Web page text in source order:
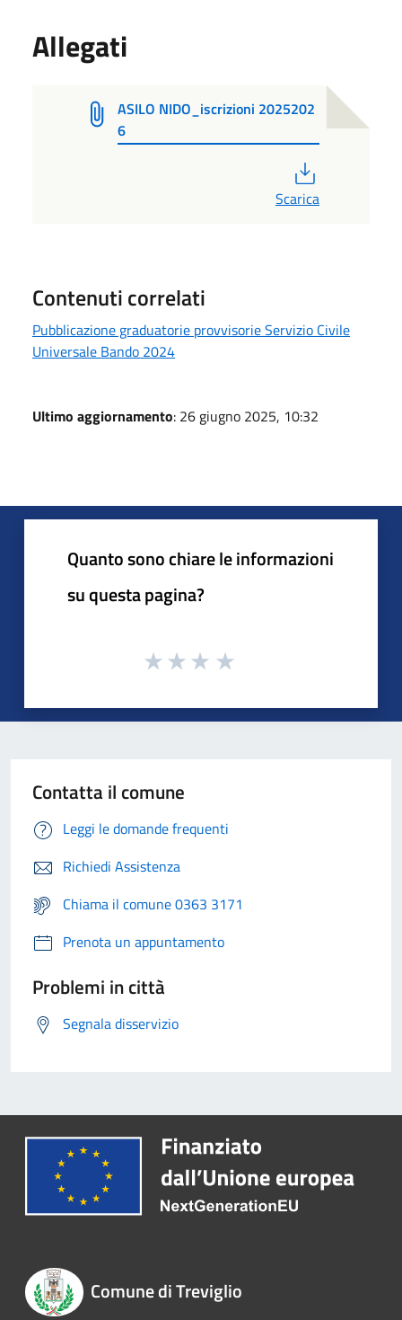
Allegati
ASILO NIDO_iscrizioni 2025202
6
Scarica
Contenuti correlati
Pubblicazione graduatorie provvisorie Servizio Civile
Universale Bando 2024
Ultimo aggiornamento: 26 giugno 2025, 10:32
Quanto sono chiare le informazioni
su questa pagina?
Contatta il comune
Leggi le domande frequenti
Richiedi Assistenza
Chiama il comune 0363 3171
Prenota un appuntamento
Problemi in città
Segnala disservizio
Comune di Treviglio